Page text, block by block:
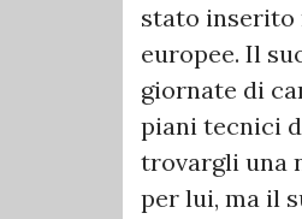
stato inserito
europee. Il
giornate di
piani tecnici
trovargli una
per lui, ma il